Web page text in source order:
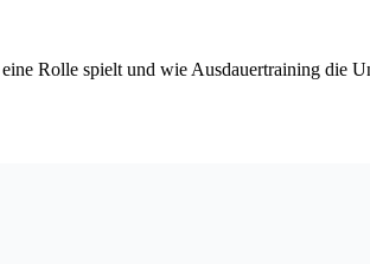
Rolle spielt und wie Ausdauertraining die